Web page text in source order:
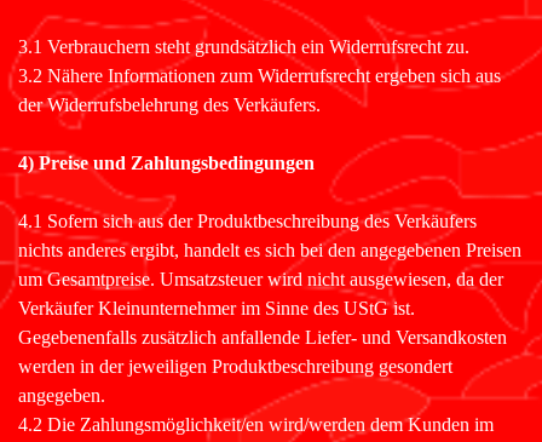
3.1 Verbrauchern steht grundsätzlich ein Widerrufsrecht zu.
3.2 Nähere Informationen zum Widerrufsrecht ergeben sich aus
der Widerrufsbelehrung des Verkäufers.
4) Preise und Zahlungsbedingungen
4.1 Sofern sich aus der Produktbeschreibung des Verkäufers
nichts anderes ergibt, handelt es sich bei den angegebenen Preisen
um Gesamtpreise. Umsatzsteuer wird nicht ausgewiesen, da der
Verkäufer Kleinunternehmer im Sinne des UStG ist.
Gegebenenfalls zusätzlich anfallende Liefer- und Versandkosten
werden in der jeweiligen Produktbeschreibung gesondert
angegeben.
4.2 Die Zahlungsmöglichkeit/en wird/werden dem Kunden im